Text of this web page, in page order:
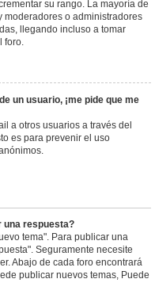
su rango. La mayoría de
moderadores o administradores
llegando incluso a tomar
foro.
un usuario, ¡me pide que me
a otros usuarios a través del
es para prevenir el uso
una respuesta?
tema". Para publicar una
Seguramente necesite
Abajo de cada foro encontrará
publicar nuevos temas, Puede